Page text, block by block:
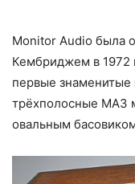
Monitor Audio была
Кембриджем в 1972
первые знаменитые
трёхполосные MA3
овальным